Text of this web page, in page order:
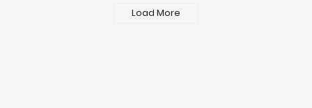
Load More